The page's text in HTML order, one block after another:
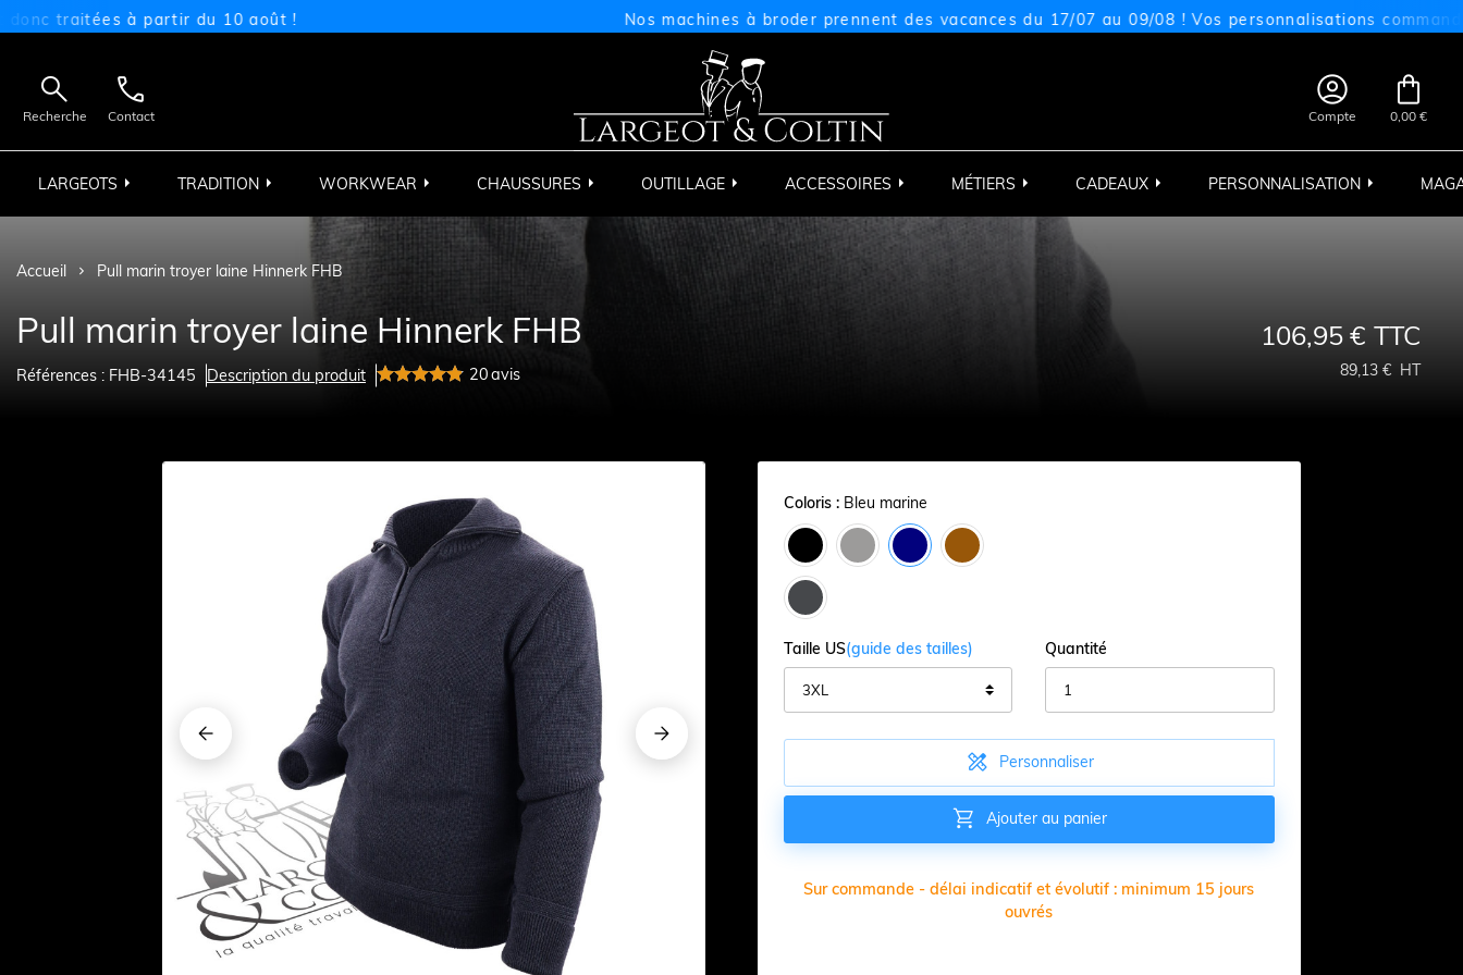
à partir du 10 août ! Nos machines à broder prennent des vacances du 17/07 au 09/08 ! Vos personnalisations commandées

Recherche

Contact

Compte

0,00 €
LARGEOTS TRADITION WORKWEAR CHAUSSURES OUTILLAGE ACCESSOIRES MÉTIERS CADEAUX PERSONNALISATION
Accueil Pull marin troyer laine Hinnerk FHB
Pull marin troyer laine Hinnerk FHB
Références : FHB-34145 Description du produit 20avis
106,95 € TTC
89,13 € HT
 
 
 
 
 
 
 
Coloris : Bleu marine
Taille US(guide des tailles) Quantité
 Personnaliser
 Ajouter au panier
Sur commande - délai indicatif et évolutif : minimum 15 jours
ouvrés